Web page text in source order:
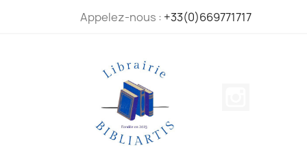
Appelez-nous : +33(0)669771717